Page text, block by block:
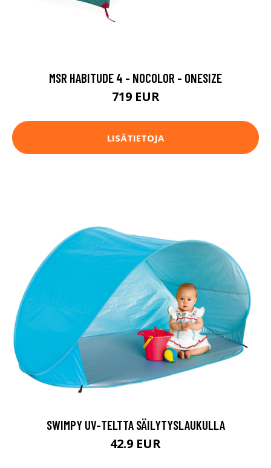
MSR HABITUDE 4 - NOCOLOR - ONESIZE
719 EUR
LISÄTIETOJA
SWIMPY UV-TELTTA SÄILYTYSLAUKULLA
42.9 EUR